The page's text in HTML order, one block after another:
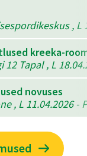
, L
kreeka-
Tapal , L
novuses
, L 11.04.2026 - P